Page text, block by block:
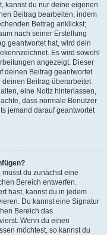
kannst du nur deine eigenen
Beitrag bearbeiten, indem
Beitrag anklickst;
nach seiner Erstellung
geantwortet hat, wird dein
Es wird sowohl
angezeigt. Dieser
deinen Beitrag geantwortet
deinen Beitrag überarbeitet
eine Notiz hinterlassen,
dass normale Benutzer
jemand darauf geantwortet
du zunächst eine
Bereich entwerfen.
hast, kannst du in jedem
Du kannst eine Signatur
Bereich das
Wenn du einen
möchtest, so kannst du